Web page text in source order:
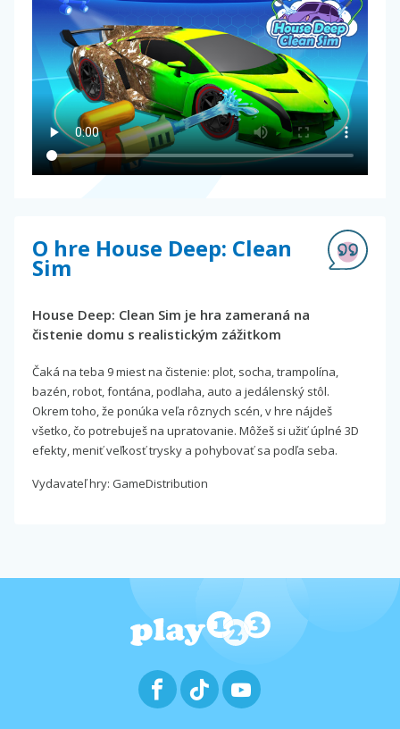
O hre House Deep: Clean
Sim
House Deep: Clean Sim je hra zameraná na
čistenie domu s realistickým zážitkom
Čaká na teba 9 miest na čistenie: plot, socha, trampolína,
bazén, robot, fontána, podlaha, auto a jedálenský stôl.
Okrem toho, že ponúka veľa rôznych scén, v hre nájdeš
všetko, čo potrebuješ na upratovanie. Môžeš si užiť úplné 3D
efekty, meniť veľkosť trysky a pohybovať sa podľa seba.
Vydavateľ hry: GameDistribution